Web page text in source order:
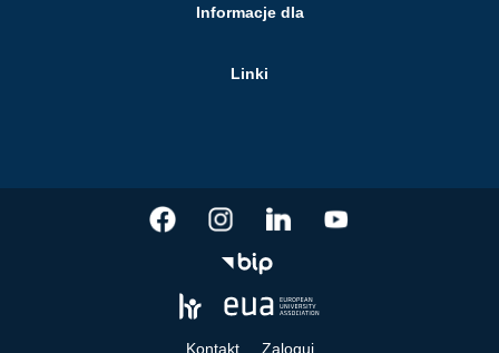
Informacje dla
Linki
Kontakt Zaloguj